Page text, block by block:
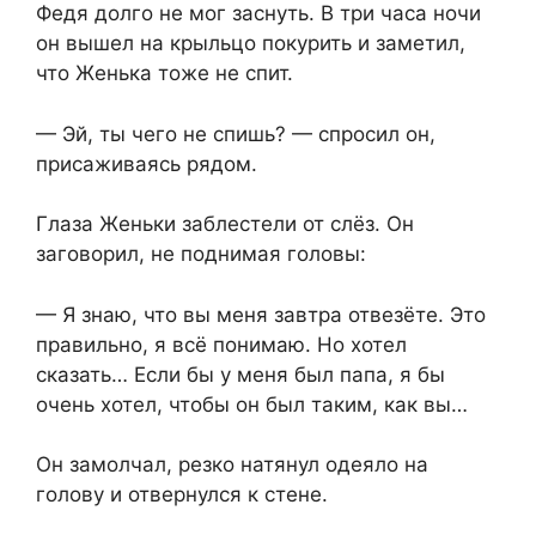
Федя долго не мог заснуть. В три часа ночи
он вышел на крыльцо покурить и заметил,
что Женька тоже не спит.
— Эй, ты чего не спишь? — спросил он,
присаживаясь рядом.
Глаза Женьки заблестели от слёз. Он
заговорил, не поднимая головы:
— Я знаю, что вы меня завтра отвезёте. Это
правильно, я всё понимаю. Но хотел
сказать… Если бы у меня был папа, я бы
очень хотел, чтобы он был таким, как вы…
Он замолчал, резко натянул одеяло на
голову и отвернулся к стене.